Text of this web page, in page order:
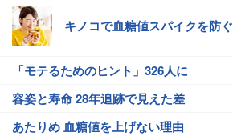
キノコで血糖値スパイクを防ぐ
「モテるためのヒント」326人に
容姿と寿命 28年追跡で見えた差
あたりめ 血糖値を上げない理由